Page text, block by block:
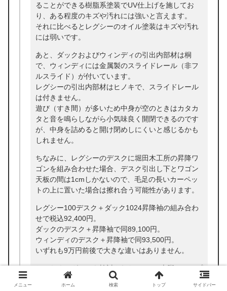
ることができる樹脂系塗装でUV仕上げを施してお
り、ある程度のキズや汚れには強いと言えます。
それに比べるとレグシーのオイル塗装はキズや汚れ
には弱いです。
あと、ダックおよびウィンディの引出内部材は桐
で、ウィンディには金属製のスライドレール（非フ
ルスライド）が付いています。
レグシーの引出内部材はヒノキで、スライドレール
は付きません。
遊び（すき間）が多いため中身が空のときはカタカ
タと音を鳴らしながら小気味良く開閉できるのです
が、中身を詰めると開け閉めしにくいと感じるかも
しれません。
ちなみに、レグシーのデスクに堀田木工所の昇降ワ
ゴンを組み合わせた場合、デスク引出し下とワゴン
天板の間は1cmしかないので、毛足の長いカーペッ
トの上に置いた場合は擦れ合う可能性があります。
レグシー100デスク＋ダック1024昇降袖の組み合わ
せで税込92,400円。
ダックのデスク＋昇降袖で同89,100円。
ウィンディのデスク＋昇降袖で同93,500円。
いずれも9万円前後で大きな違いはありません。
おそらくレグシーを検討されたのは、4本脚のシンプ
ルなデザイン、もしくは奥行53cmで圧迫感が少ない
からでしょう。
メニュー ホーム 検索 トップ サイドバー